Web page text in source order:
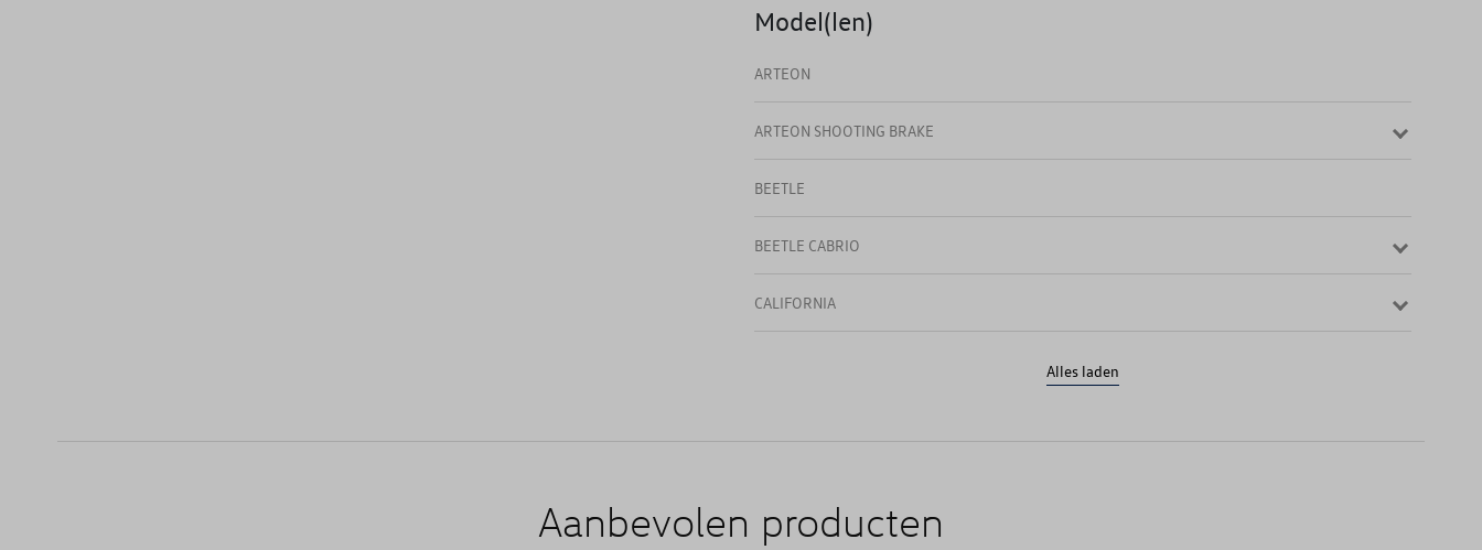
Model(len)
ARTEON
ARTEON SHOOTING BRAKE
BEETLE
BEETLE CABRIO
CALIFORNIA
GOLF (UNIQUEMENT DE STOCK)
Alles laden
Aanbevolen producten